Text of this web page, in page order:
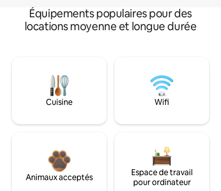
Équipements populaires pour des
locations moyenne et longue durée
Cuisine Wifi
Animaux acceptés
Espace de travail
pour ordinateur